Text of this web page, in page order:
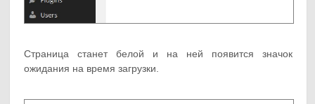
Страница станет белой и на ней появится значок
ожидания на время загрузки.